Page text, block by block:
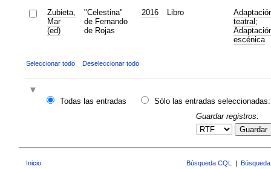
Zubieta,
Mar
(ed)
"Celestina"
de Fernando
de Rojas
2016 Libro
teatral ;
escénica
Seleccionar todo Deseleccionar todo
Todas las entradas
Sólo las entradas seleccionadas:
Guardar registros:
Guardar
Inicio Búsqueda CQL